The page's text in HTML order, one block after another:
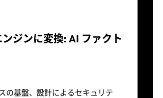
ジンに変換: AI ファクト
の基盤、設計によるセキュリテ